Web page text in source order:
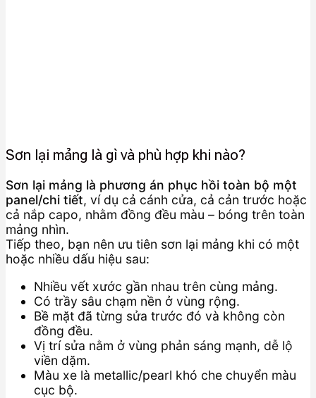
Sơn lại mảng là gì và phù hợp khi nào?
Sơn lại mảng là phương án phục hồi toàn bộ một
panel/chi tiết, ví dụ cả cánh cửa, cả cản trước hoặc
cả nắp capo, nhằm đồng đều màu – bóng trên toàn
mảng nhìn.
Tiếp theo, bạn nên ưu tiên sơn lại mảng khi có một
hoặc nhiều dấu hiệu sau:
Nhiều vết xước gần nhau trên cùng mảng.
Có trầy sâu chạm nền ở vùng rộng.
Bề mặt đã từng sửa trước đó và không còn
đồng đều.
Vị trí sửa nằm ở vùng phản sáng mạnh, dễ lộ
viền dặm.
Màu xe là metallic/pearl khó che chuyển màu
cục bộ.